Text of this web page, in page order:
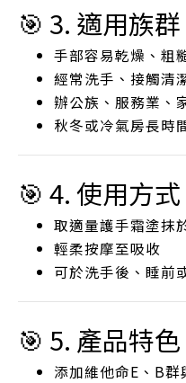
🎯 3. 適用族群
手部容易乾燥、粗
經常洗手、接觸清
辦公族、服務業、
秋冬或冷氣房長時
🎯 4. 使用方式
取適量護手霜塗抹
輕柔按摩至吸收
可於洗手後、睡前
🎯 5. 產品特色
添加維他命E、B